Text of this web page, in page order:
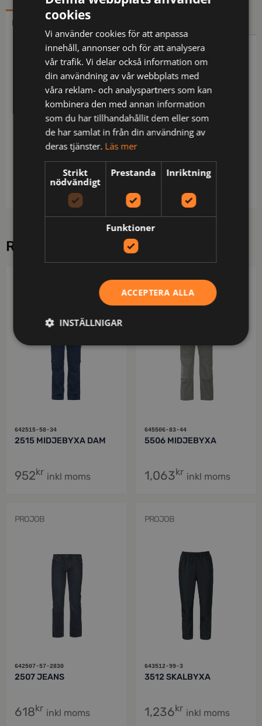
BESKRIVNING
Beskrivning
Midjebyxa med sidﬁckor, den högra med insydd
säkerhetsﬁcka med dragkedja. Insydda bakﬁckor
med dragkedja. Benfickor, på vänster sida ficka
med lock och kardborreförslutning samt ficka med
dragkedja med invändig telefonficka och fäste för
ID-kort. Höger benficka har plats för pennor,
knäskyddsﬁckor.
RELATERADE PRODUKTER
642515-58-34
2515 MIDJEBYXA DAM
952kr inkl moms
PROJOB
645506-83-44
5506 MIDJEBYXA
1,063kr inkl moms
PROJOB
642507-57-2830
2507 JEANS
618kr inkl moms
PROJOB
643512-99-3
3512 SKALBYXA
1,236kr inkl moms
cookies
Vi använder cookies för att anpassa
innehåll, annonser och för att analysera
vår trafik. Vi delar också information om
din användning av vår webbplats med
våra reklam- och analyspartners som kan
kombinera den med annan information
som du har tillhandahållit dem eller som
de har samlat in från din användning av
deras tjänster. Läs mer
Strikt
nödvändigt
Prestanda Inriktning
Funktioner
ACCEPTERA ALLA
INSTÄLLNIGAR